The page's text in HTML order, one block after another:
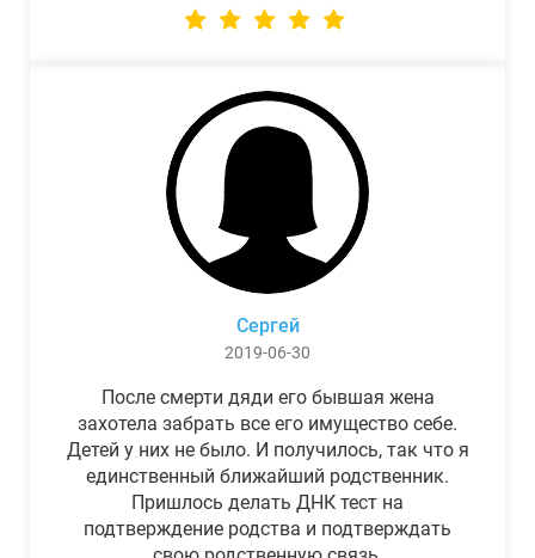
Сергей
2019-06-30
После смерти дяди его бывшая жена
захотела забрать все его имущество себе.
Детей у них не было. И получилось, так что я
единственный ближайший родственник.
Пришлось делать ДНК тест на
подтверждение родства и подтверждать